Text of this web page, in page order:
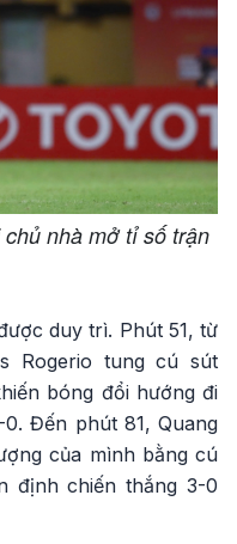
nhà mở tỉ số trận
duy trì. Phút 51, từ
Rogerio tung cú sút
bóng đổi hướng đi
Đến phút 81, Quang
của mình bằng cú
định chiến thắng 3-0